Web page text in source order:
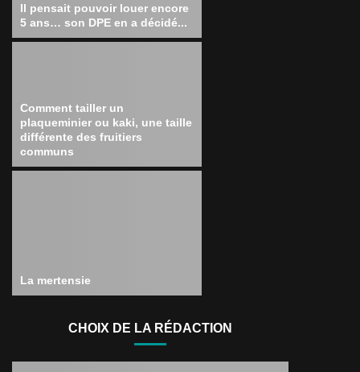
Il pensait pouvoir louer encore
5 ans… son DPE en a décidé...
Comment tailler un
plaqueminier ou kaki, une taille
différente des fruitiers
communs
La mertensie
CHOIX DE LA RÉDACTION